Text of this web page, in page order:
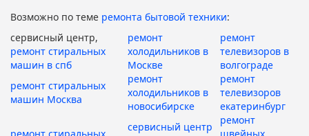
Возможно по теме ремонта бытовой техники:
сервисный центр,
ремонт стиральных
машин в спб
ремонт
холодильников в
Москве
ремонт
телевизоров в
волгограде
ремонт стиральных
машин Москва
ремонт
холодильников в
новосибирске
ремонт
телевизоров
екатеринбург
сервисный центр
ремонт